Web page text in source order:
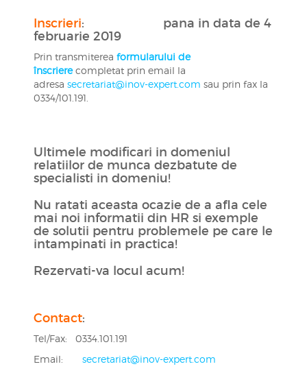
Inscrieri: pana in data de 4
februarie 2019
Prin transmiterea formularului de
înscrierecompletat prin email la
adresa secretariat@inov-expert.com sau prin fax la
0334/101.191.
Ultimele modificari in domeniul
relatiilor de munca dezbatute de
specialisti in domeniu!
Nu ratati aceasta ocazie de a afla cele
mai noi informatii din HR si exemple
de solutii pentru problemele pe care le
intampinati in practica!
Rezervati-va locul acum!
Contact:
Tel/Fax: 0334.101.191
Email: secretariat@inov-expert.com